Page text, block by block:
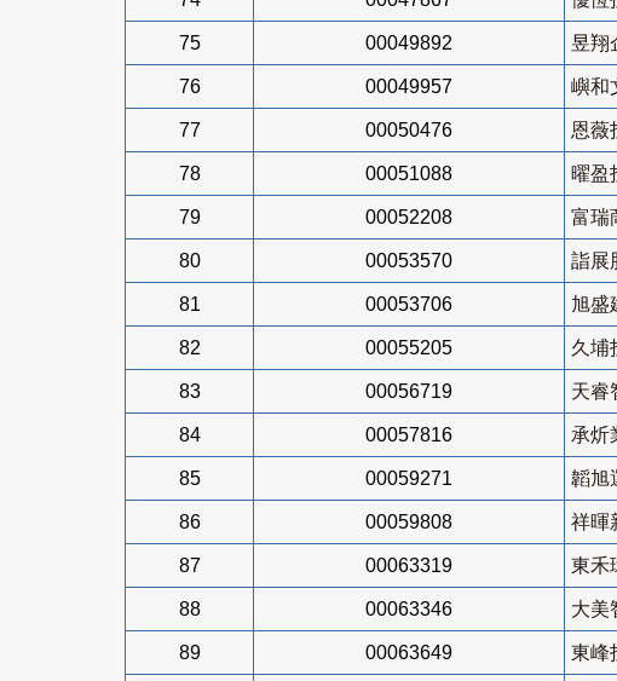
75 00049892 昱翔
76 00049957 嶼和
77 00050476 恩薇
78 00051088 曜盈
79 00052208 富瑞
80 00053570 詣展
81 00053706 旭盛
82 00055205 久埔
83 00056719 天睿
84 00057816 承炘
85 00059271 韜旭
86 00059808 祥暉
87 00063319 東禾
88 00063346 大美
89 00063649 東峰